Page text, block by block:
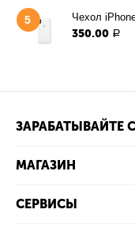
5 Чехол
350.00 Р
ЗАРАБАТЫВАЙТЕ
МАГАЗИН
СЕРВИСЫ